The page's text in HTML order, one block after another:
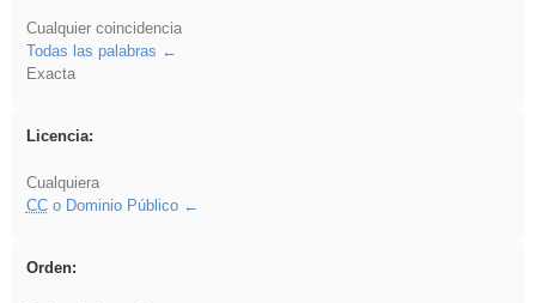
Cualquier coincidencia
Todas las palabras
Exacta
Licencia:
Cualquiera
CCo Dominio Público
Orden: